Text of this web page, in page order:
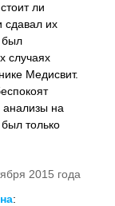
ли
сдавал их
был
случаях
Медисвит.
на
только
2015 года
: